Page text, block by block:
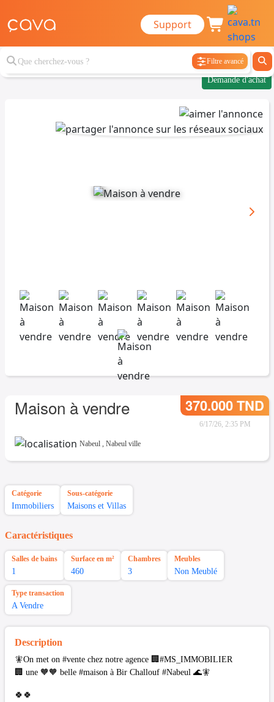
Support
Filtre avancé
Demande d'achat
Maison à vendre 370.000 TND
6/17/26, 2:35 PM
Nabeul , Nabeul ville
Catégorie
Immobiliers
Sous-catégorie
Maisons et Villas
Caractéristiques
Salles de bains
1
Surface en m²
460
Chambres
3
Meubles
Non Meublé
Type transaction
A Vendre
Description
🧚On met on #vente chez notre agence 🏢#MS_IMMOBILIER
🏢 une 🧡🧡 belle #maison à Bir Challouf #Nabeul 🌊🧚
🍀🍀